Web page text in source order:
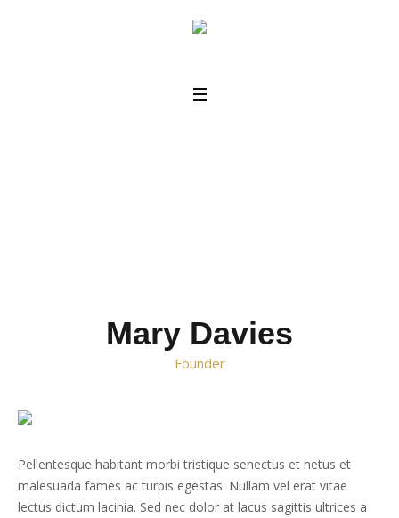
Mary Davies
Founder
Pellentesque habitant morbi tristique senectus et netus et
malesuada fames ac turpis egestas. Nullam vel erat vitae
lectus dictum lacinia. Sed nec dolor at lacus sagittis ultrices a